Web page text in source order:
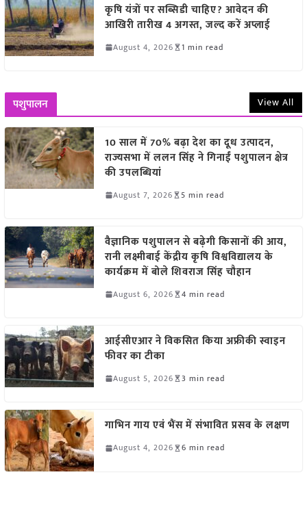
कृषि यंत्रों पर सब्सिडी चाहिए? आवेदन की
आखिरी तारीख 4 अगस्त, जल्द करें अप्लाई
August 4, 2026 1 min read
पशुपालन View All
10 साल में 70% बढ़ा देश का दूध उत्पादन,
राज्यसभा में ललन सिंह ने गिनाईं पशुपालन क्षेत्र
की उपलब्धियां
August 7, 2026 5 min read
वैज्ञानिक पशुपालन से बढ़ेगी किसानों की आय,
रानी लक्ष्मीबाई केंद्रीय कृषि विश्वविद्यालय के
कार्यक्रम में बोले शिवराज सिंह चौहान
August 6, 2026 4 min read
आईसीएआर ने विकसित किया अफ्रीकी स्वाइन
फीवर का टीका
August 5, 2026 3 min read
गाभिन गाय एवं भैंस में संभावित प्रसव के लक्षण
August 4, 2026 6 min read